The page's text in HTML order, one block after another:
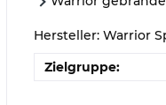
Hersteller: Warrior
Zielgruppe: